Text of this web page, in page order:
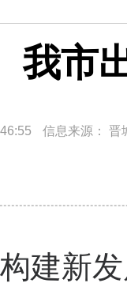
我市
信息来源： 晋
新发